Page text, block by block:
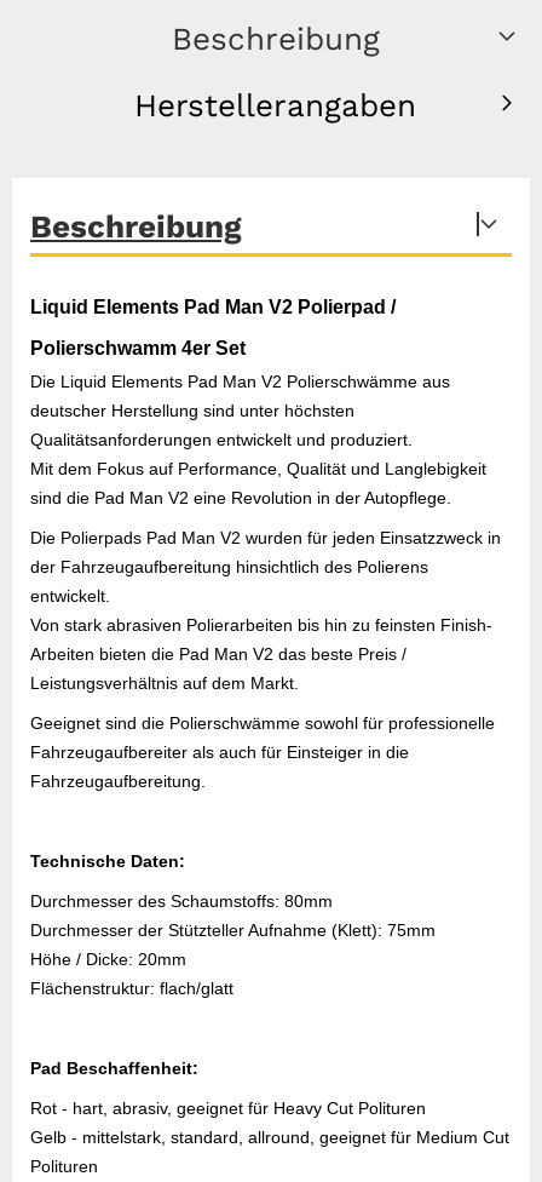
Beschreibung
Herstellerangaben
Beschreibung
Liquid Elements Pad Man V2 Polierpad /
Polierschwamm 4er Set
Die Liquid Elements Pad Man V2 Polierschwämme aus
deutscher Herstellung sind unter höchsten
Qualitätsanforderungen entwickelt und produziert.
Mit dem Fokus auf Performance, Qualität und Langlebigkeit
sind die Pad Man V2 eine Revolution in der Autopflege.
Die Polierpads Pad Man V2 wurden für jeden Einsatzzweck in
der Fahrzeugaufbereitung hinsichtlich des Polierens
entwickelt.
Von stark abrasiven Polierarbeiten bis hin zu feinsten Finish-
Arbeiten bieten die Pad Man V2 das beste Preis /
Leistungsverhältnis auf dem Markt.
Geeignet sind die Polierschwämme sowohl für professionelle
Fahrzeugaufbereiter als auch für Einsteiger in die
Fahrzeugaufbereitung.
Technische Daten:
Durchmesser des Schaumstoffs: 80mm
Durchmesser der Stützteller Aufnahme (Klett): 75mm
Höhe / Dicke: 20mm
Flächenstruktur: flach/glatt
Pad Beschaffenheit:
Rot - hart, abrasiv, geeignet für Heavy Cut Polituren
Gelb - mittelstark, standard, allround, geeignet für Medium Cut
Polituren